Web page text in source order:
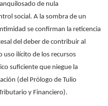
de nula
social. A la sombra de un
se confirman la reticencia
del deber de contribuir al
uso ilícito de los recursos
suficiente que niegue la
(del Prólogo de Tulio
y Financiero).